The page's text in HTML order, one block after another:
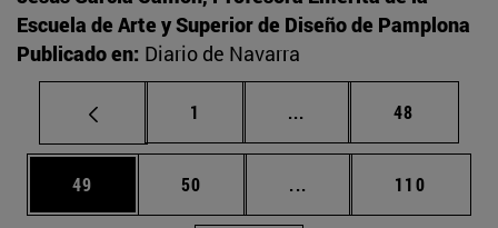
Escuela de Arte y Superior de Diseño de Pamplona
Publicado en: Diario de Navarra
Página
1 ... Páginas intermedias
Página
48
Página
49 Página
50 ... Páginas intermedias
Página
110